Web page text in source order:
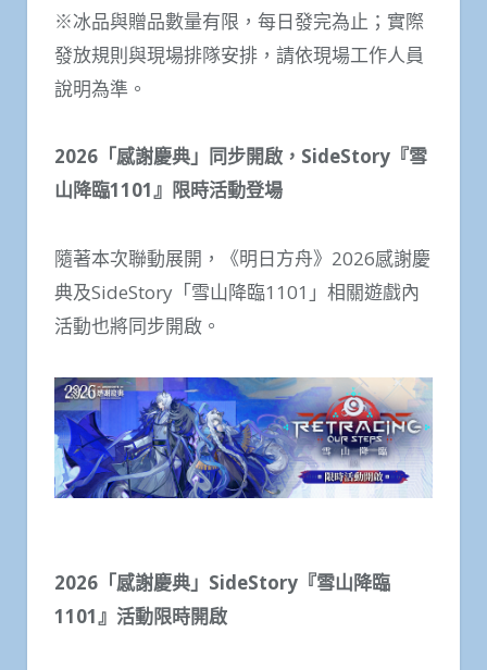
※冰品與贈品數量有限，每日發完為止；實際
發放規則與現場排隊安排，請依現場工作人員
說明為準。
2026 「感謝慶典」同步開啟，SideStory『雪
山降臨1101』限時活動登場
隨著本次聯動展開，《明日方舟》2026感謝慶
典及SideStory「雪山降臨1101」相關遊戲內
活動也將同步開啟。
2026 「感謝慶典」SideStory『雪山降臨
1101』活動限時開啟